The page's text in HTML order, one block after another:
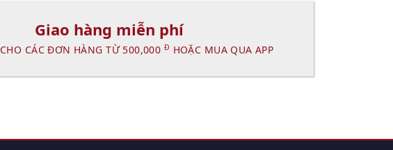
Giao hàng miễn phí
CHO CÁC ĐƠN HÀNG TỪ 500,000 Đ HOẶC MUA QUA APP